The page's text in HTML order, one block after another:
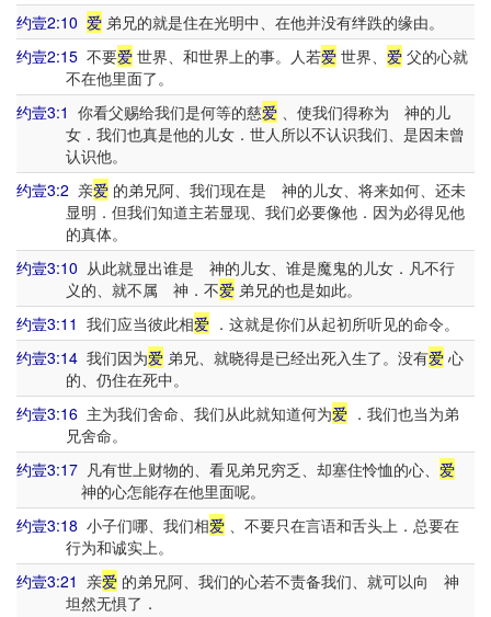
约壹2:10 爱 弟兄的就是住在光明中、在他并没有绊跌的缘由。
约壹2:15 不要爱 世界、和世界上的事。人若爱 世界、 爱 父的心就
不在他里面了。
约壹3:1 你看父赐给我们是何等的慈爱 、使我们得称为 神的儿
女．我们也真是他的儿女．世人所以不认识我们、是因未曾
认识他。
约壹3:2 亲爱 的弟兄阿、我们现在是 神的儿女、将来如何、还未
显明．但我们知道主若显现、我们必要像他．因为必得见他
的真体。
约壹3:10 从此就显出谁是 神的儿女、谁是魔鬼的儿女．凡不行
义的、就不属 神．不爱弟兄的也是如此。
约壹3:11 我们应当彼此相爱 ．这就是你们从起初所听见的命令。
约壹3:14 我们因为爱 弟兄、就晓得是已经出死入生了。没有爱 心
的、仍住在死中。
约壹3:16 主为我们舍命、我们从此就知道何为爱 ．我们也当为弟
兄舍命。
约壹3:17 凡有世上财物的、看见弟兄穷乏、却塞住怜恤的心、 爱
神的心怎能存在他里面呢。
约壹3:18 小子们哪、我们相爱 、不要只在言语和舌头上．总要在
行为和诚实上。
约壹3:21 亲爱 的弟兄阿、我们的心若不责备我们、就可以向 神
坦然无惧了．